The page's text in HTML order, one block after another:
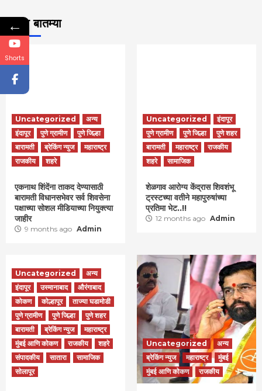
ताज्या बातम्या
Uncategorized
अन्य
इंदापूर
पुणे ग्रामीण
पुणे जिल्हा
बारामती
ब्रेकिंग न्युज
महाराष्ट्र
राजकीय
शहरे
एकनाथ शिंदेंना ताकद देण्यासाठी
बारामती विधानसभेवर सर्व शिवसेना
पक्षाच्या सोशल मीडियाच्या नियुक्त्या
जाहीर
9 months ago Admin
Uncategorized
इंदापूर
पुणे ग्रामीण
पुणे जिल्हा
पुणे शहर
बारामती
महाराष्ट्र
राजकीय
शहरे
सामाजिक
शेळगाव आरोग्य केंद्रास शिवशंभू
ट्रस्टच्या वतीने महापुरुषांच्या
प्रतिमा भेट..!!
12 months ago Admin
Uncategorized
अन्य
इंदापूर
उस्मानाबाद
औरंगाबाद
कोकण
कोल्हापूर
ताज्या घडामोडी
पुणे ग्रामीण
पुणे जिल्हा
पुणे शहर
बारामती
ब्रेकिंग न्युज
महाराष्ट्र
मुंबई आणि कोकण
राजकीय
शहरे
संपादकीय
सातारा
सामाजिक
सोलापूर
Uncategorized
अन्य
ब्रेकिंग न्युज
महाराष्ट्र
मुंबई
मुंबई आणि कोकण
राजकीय
←
Shorts